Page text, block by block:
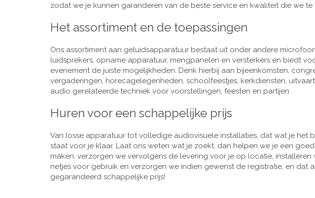
zodat we je kunnen garanderen van de beste service en kwaliteit die we
Het assortiment en de toepassingen
Ons assortiment aan geluidsapparatuur bestaat uit onder andere
luidsprekers, opname apparatuur, mengpanelen en versterkers en biedt
evenement de juiste mogelijkheden. Denk hierbij aan bijeenkomsten,
vergaderingen, horecagelegenheden, schoolfeestjes, kerkdiensten,
audio gerelateerde techniek voor voorstellingen, feesten en partijen.
Huren voor een schappelijke prijs
Van losse apparatuur tot volledige audiovisuele installaties, dat wat je het
staat voor je klaar. Laat ons weten wat je zoekt, dan helpen we je een
maken, verzorgen we vervolgens de levering voor je op locatie,
netjes voor gebruik en verzorgen we indien gewenst de registratie, en dat
gegarandeerd schappelijke prijs!